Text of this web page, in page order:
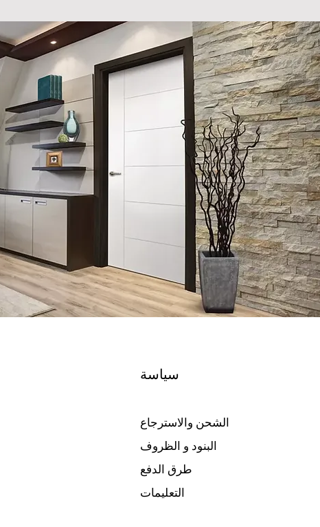
سياسة
الشحن والاسترجاع
البنود و الظروف
التعليمات